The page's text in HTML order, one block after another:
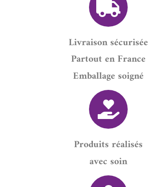
Livraison sécurisée
Partout en France
Emballage soigné
Produits réalisés
avec soin